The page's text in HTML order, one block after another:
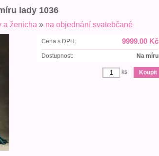
lady 1036
a ženicha » na objednání svatebčané
Cena s DPH: 9999.00 Kč
Dostupnost: Na míru
ks